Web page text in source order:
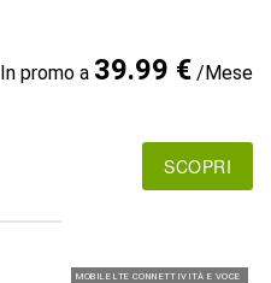
In promo a 39.99 €/Mese
SCOPRI
MOBILE LTE CONNETTIVITÀ E VOCE